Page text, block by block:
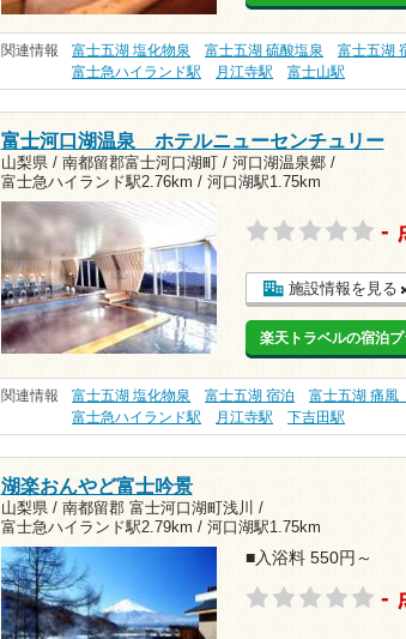
関連情報 富士五湖 塩化物泉 富士五湖 硫酸塩泉 富士五湖
富士急ハイランド駅
月江寺駅 富士山駅
富士河口湖温泉 ホテルニューセンチュリー
山梨県 / 南都留郡富士河口湖町 / 河口湖温泉郷 /
富士急ハイランド駅2.76km / 河口湖駅1.75km
-
施設情報を見る
楽天トラベルの宿泊
関連情報 富士五湖 塩化物泉 富士五湖 宿泊 富士五湖 痛風
富士急ハイランド駅
月江寺駅 下吉田駅
湖楽おんやど富士吟景
山梨県 / 南都留郡 富士河口湖町浅川 /
富士急ハイランド駅2.79km / 河口湖駅1.75km
■入浴料 550円～
-